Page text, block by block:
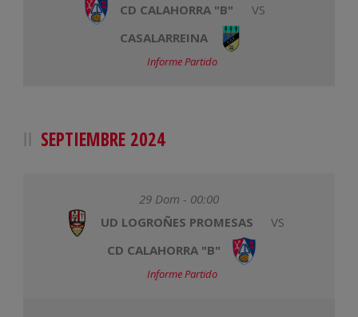
CD CALAHORRA "B"
VS
CASALARREINA
Informe Partido
SEPTIEMBRE 2024
29 Dom - 00:00
UD LOGROÑES PROMESAS
VS
CD CALAHORRA "B"
Informe Partido